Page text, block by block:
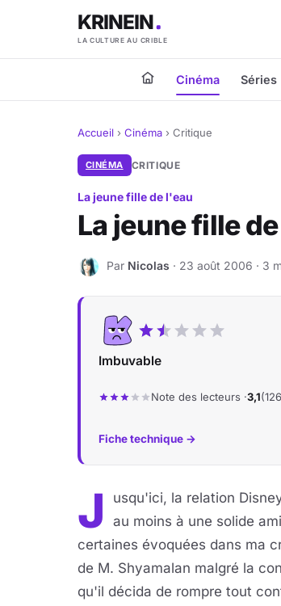
KRINEIN
LA CULTURE AU CRIBLE
Cinéma Séries
Accueil › Cinéma › Critique
CINÉMA CRITIQUE
La jeune fille de l'eau
La jeune fille
N Par Nicolas · 23 août 2006 · 3
Imbuvable
Note des lecteurs ·3,1
Fiche technique →
J
usqu'ici, la relation
au moins à une solide
certaines évoquées dans ma
de M. Shyamalan malgré la
qu'il décida de rompre tout